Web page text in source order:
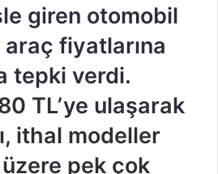
giren otomobil
araç fiyatlarına
tepki verdi.
TL’ye ulaşarak
ithal modeller
pek çok